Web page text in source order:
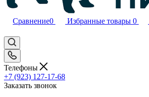
Сравнение0 Избранные товары 0
Телефоны
+7 (923) 127-17-68
Заказать звонок